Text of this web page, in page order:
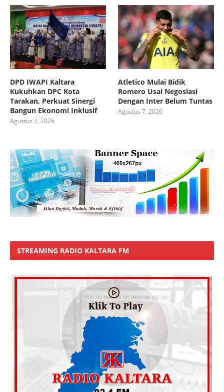
DPD IWAPI Kaltara
Kukuhkan DPC Kota
Tarakan, Perkuat Sinergi
Bangun Ekonomi Inklusif
Agustus 7, 2026
Atletico Mulai Bidik
Romero Usai Negosiasi
Dengan Inter Belum Tuntas
Agustus 7, 2026
STREAMING RADIO KALTARA FM